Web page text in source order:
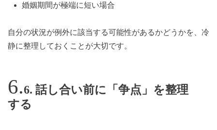
婚姻期間が極端に短い場合
自分の状況が例外に該当する可能性があるかどうかを、冷
静に整理しておくことが大切です。
6. 話し合い前に「争点」を整理
する